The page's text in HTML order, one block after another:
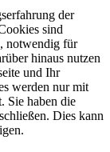
der
sind
notwendig für
hinaus nutzen
und Ihr
werden nur mit
Sie haben die
Dies kann